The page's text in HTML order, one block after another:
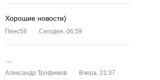
Хорошие новости)
Пенс58 Сегодня, 06:59
Александр Трофимов Вчера, 21:37